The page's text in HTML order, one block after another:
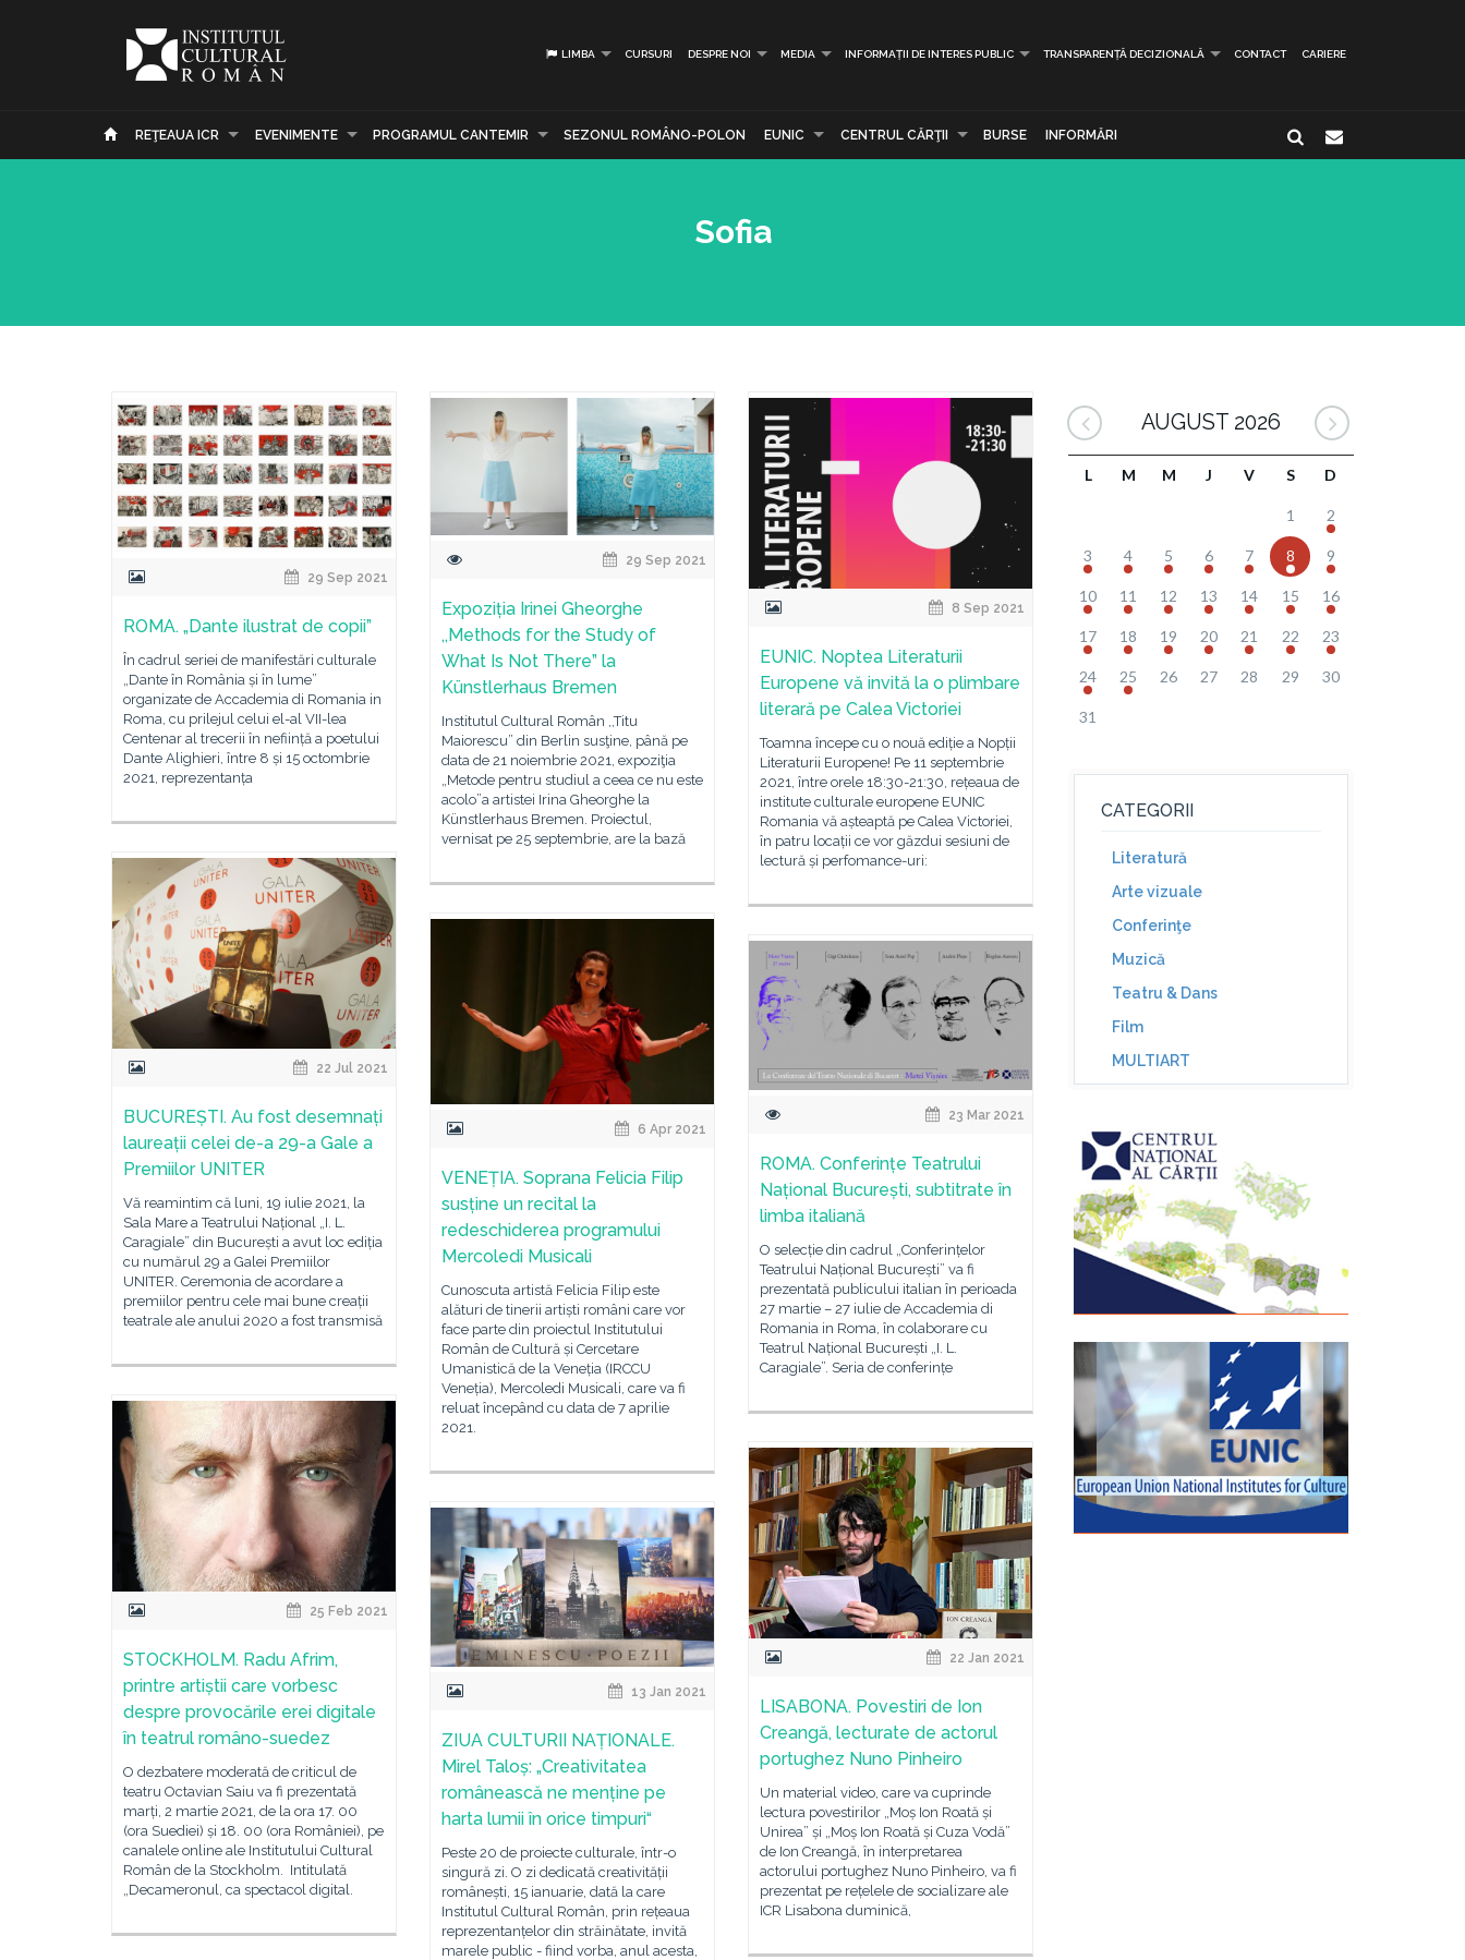
LIMBA CURSURI DESPRE NOI MEDIA INFORMAȚII DE INTERES PUBLIC TRANSPARENȚĂ DECIZIONALĂ CONTACT CARIERE
REŢEAUA ICR EVENIMENTE PROGRAMUL CANTEMIR SEZONUL ROMÂNO-POLON EUNIC CENTRUL CĂRŢII BURSE INFORMĂRI
Sofia
29 Sep 2021
ROMA. „Dante ilustrat de copii”
În cadrul seriei de manifestări culturale
„Dante în România și în lume”
organizate de Accademia di Romania in
Roma, cu prilejul celui el-al VII-lea
Centenar al trecerii în neființă a poetului
Dante Alighieri, între 8 și 15 octombrie
2021, reprezentanța
29 Sep 2021
Expoziția Irinei Gheorghe
,,Methods for the Study of
What Is Not There” la
Künstlerhaus Bremen
Institutul Cultural Român ,,Titu
Maiorescu” din Berlin susţine, până pe
data de 21 noiembrie 2021, expoziţia
„Metode pentru studiul a ceea ce nu este
acolo”a artistei Irina Gheorghe la
Künstlerhaus Bremen. Proiectul,
vernisat pe 25 septembrie, are la bază
8 Sep 2021
EUNIC. Noptea Literaturii
Europene vă invită la o plimbare
literară pe Calea Victoriei
Toamna începe cu o nouă ediție a Nopții
Literaturii Europene! Pe 11 septembrie
2021, între orele 18:30-21:30, rețeaua de
institute culturale europene EUNIC
Romania vă așteaptă pe Calea Victoriei,
în patru locații ce vor găzdui sesiuni de
lectură și perfomance-uri:
22 Jul 2021
BUCUREȘTI. Au fost desemnați
laureații celei de-a 29-a Gale a
Premiilor UNITER
Vă reamintim că luni, 19 iulie 2021, la
Sala Mare a Teatrului Național „I. L.
Caragiale” din București a avut loc ediția
cu numărul 29 a Galei Premiilor
UNITER. Ceremonia de acordare a
premiilor pentru cele mai bune creații
teatrale ale anului 2020 a fost transmisă
6 Apr 2021
VENEȚIA. Soprana Felicia Filip
susține un recital la
redeschiderea programului
Mercoledi Musicali
Cunoscuta artistă Felicia Filip este
alături de tinerii artiști români care vor
face parte din proiectul Institutului
Român de Cultură și Cercetare
Umanistică de la Veneția (IRCCU
Veneția), Mercoledi Musicali, care va fi
reluat începând cu data de 7 aprilie
2021.
23 Mar 2021
ROMA. Conferințe Teatrului
Național București, subtitrate în
limba italiană
O selecție din cadrul „Conferințelor
Teatrului Național București” va fi
prezentată publicului italian în perioada
27 martie – 27 iulie de Accademia di
Romania in Roma, în colaborare cu
Teatrul Național București „I. L.
Caragiale”. Seria de conferințe
25 Feb 2021
STOCKHOLM. Radu Afrim,
printre artiștii care vorbesc
despre provocările erei digitale
în teatrul româno-suedez
O dezbatere moderată de criticul de
teatru Octavian Saiu va fi prezentată
marți, 2 martie 2021, de la ora 17. 00
(ora Suediei) și 18. 00 (ora României), pe
canalele online ale Institutului Cultural
Român de la Stockholm. Intitulată
„Decameronul, ca spectacol digital.
22 Jan 2021
LISABONA. Povestiri de Ion
Creangă, lecturate de actorul
portughez Nuno Pinheiro
Un material video, care va cuprinde
lectura povestirilor „Moș Ion Roată și
Unirea” și „Moș Ion Roată și Cuza Vodă”
de Ion Creangă, în interpretarea
actorului portughez Nuno Pinheiro, va fi
prezentat pe rețelele de socializare ale
ICR Lisabona duminică,
13 Jan 2021
ZIUA CULTURII NAȚIONALE.
Mirel Taloș: „Creativitatea
românească ne menține pe
harta lumii în orice timpuri“
Peste 20 de proiecte culturale, într-o
singură zi. O zi dedicată creativității
românești, 15 ianuarie, dată la care
Institutul Cultural Român, prin rețeaua
reprezentanțelor din străinătate, invită
marele public - fiind vorba, anul acesta,
AUGUST 2026
L M M J V S D
1 2
3 4 5 6 7 8 9
10 11 12 13 14 15 16
17 18 19 20 21 22 23
24 25 26 27 28 29 30
31
CATEGORII
Literatură
Arte vizuale
Conferinţe
Muzică
Teatru & Dans
Film
MULTIART